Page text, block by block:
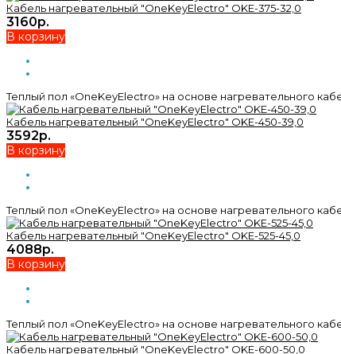
Кабель нагревательный "OneKeyElectro" OKE-375-32,0
3160р.
В корзину
Теплый пол «OneKeyElectro» на основе нагревательного
Кабель нагревательный "OneKeyElectro" OKE-450-39,0
3592р.
В корзину
Теплый пол «OneKeyElectro» на основе нагревательного
Кабель нагревательный "OneKeyElectro" OKE-525-45,0
4088р.
В корзину
Теплый пол «OneKeyElectro» на основе нагревательного
Кабель нагревательный "OneKeyElectro" OKE-600-50,0